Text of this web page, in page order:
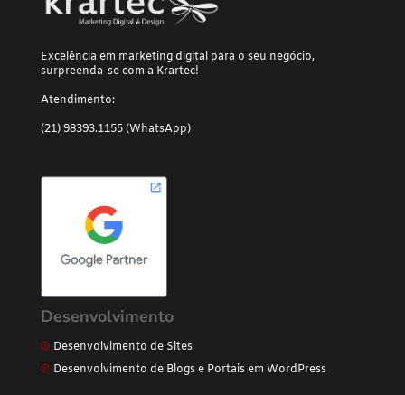
Excelência em marketing digital para o seu negócio,
surpreenda-se com a Krartec!
Atendimento:
(21) 98393.1155 (WhatsApp)
Desenvolvimento
Desenvolvimento de Sites
Desenvolvimento de Blogs e Portais em WordPress